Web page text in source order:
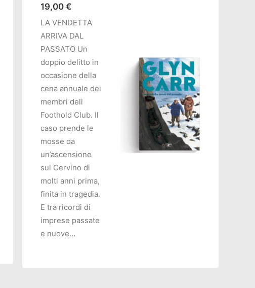
19,00 €
LA VENDETTA
ARRIVA DAL
PASSATO Un
doppio delitto in
occasione della
cena annuale dei
membri dell
Foothold Club. Il
caso prende le
mosse da
un’ascensione
sul Cervino di
molti anni prima,
finita in tragedia.
E tra ricordi di
imprese passate
e nuove…